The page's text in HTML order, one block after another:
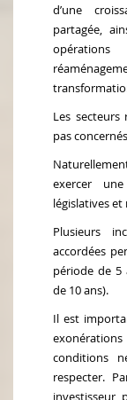
d’une
partagée,
Les
pas
exercer
législatives
Plusieurs
accordées
période de 5
de 10 ans).
Il est
conditions
respecter.